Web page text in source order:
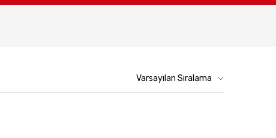
Varsayılan Sıralama